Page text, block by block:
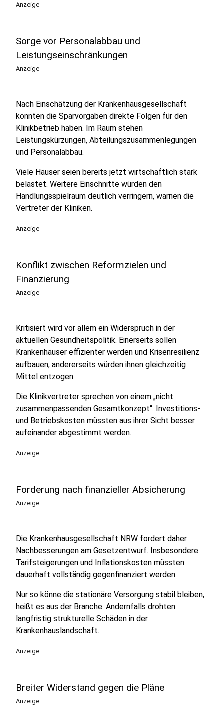
Anzeige
Sorge vor Personalabbau und
Leistungseinschränkungen
Anzeige
Nach Einschätzung der Krankenhausgesellschaft
könnten die Sparvorgaben direkte Folgen für den
Klinikbetrieb haben. Im Raum stehen
Leistungskürzungen, Abteilungszusammenlegungen
und Personalabbau.
Viele Häuser seien bereits jetzt wirtschaftlich stark
belastet. Weitere Einschnitte würden den
Handlungsspielraum deutlich verringern, warnen die
Vertreter der Kliniken.
Anzeige
Konflikt zwischen Reformzielen und
Finanzierung
Anzeige
Kritisiert wird vor allem ein Widerspruch in der
aktuellen Gesundheitspolitik. Einerseits sollen
Krankenhäuser effizienter werden und Krisenresilienz
aufbauen, andererseits würden ihnen gleichzeitig
Mittel entzogen.
Die Klinikvertreter sprechen von einem „nicht
zusammenpassenden Gesamtkonzept“. Investitions-
und Betriebskosten müssten aus ihrer Sicht besser
aufeinander abgestimmt werden.
Anzeige
Forderung nach finanzieller Absicherung
Anzeige
Die Krankenhausgesellschaft NRW fordert daher
Nachbesserungen am Gesetzentwurf. Insbesondere
Tarifsteigerungen und Inflationskosten müssten
dauerhaft vollständig gegenfinanziert werden.
Nur so könne die stationäre Versorgung stabil bleiben,
heißt es aus der Branche. Andernfalls drohten
langfristig strukturelle Schäden in der
Krankenhauslandschaft.
Anzeige
Breiter Widerstand gegen die Pläne
Anzeige